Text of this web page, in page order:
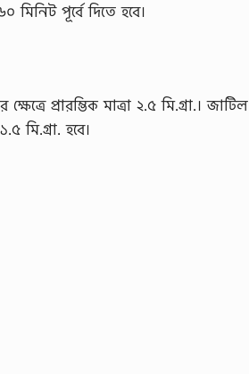
পূর্বে দিতে হবে।
ক্ষেত্রে প্রারম্ভিক মাত্রা ২.৫ মি.গ্রা.। জাটিল
মি.গ্রা. হবে।